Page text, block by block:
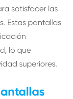
satisfacer las
Estas pantallas
lo que
superiores.